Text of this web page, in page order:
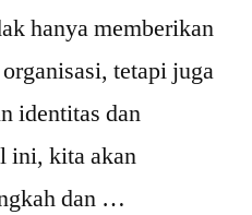
hanya memberikan
tetapi juga
identitas dan
ini, kita akan
dan …